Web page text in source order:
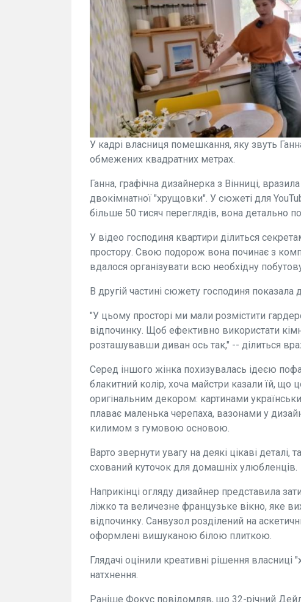
У кадрі власниця помешкання, яку звуть
обмежених квадратних метрах.
Ганна, графічна дизайнерка з Вінниці,
двокімнатної "хрущовки". У сюжеті для
більше 50 тисяч переглядів, вона детально
У відео господиня квартири ділиться
простору. Свою подорож вона починає з
вдалося організувати всю необхідну побутову
В другій частині сюжету господиня показала
"У цьому просторі ми мали розмістити
відпочинку. Щоб ефективно використати
розташувавши диван ось так," -- ділиться
Серед іншого жінка похизувалась ідеєю
блакитний колір, хоча майстри казали їй, що
оригінальним декором: картинами
плаває маленька черепаха, вазонами у
килимом з гумовою основою.
Варто звернути увагу на деякі цікаві деталі,
схований куточок для домашніх улюбленців.
Наприкінці огляду дизайнер представила
ліжко та величезне французьке вікно, яке
відпочинку. Санвузол розділений на
оформлені вишуканою білою плиткою.
Глядачі оцінили креативні рішення власниці
натхнення.
Раніше Фокус повідомляв, що 32-річний